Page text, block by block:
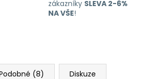
zákazníky SLEVA 2-6%
NA VŠE!
(8) Diskuze